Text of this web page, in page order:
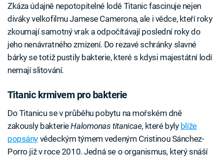
Zkáza údajně nepotopitelné lodě Titanic fascinuje nejen
diváky velkofilmu Jamese Camerona, ale i vědce, kteří roky
zkoumají samotný vrak a odpočítávají poslední roky do
jeho nenávratného zmizení. Do rezavé schránky slavné
bárky se totiž pustily bakterie, které s kdysi majestátní lodí
nemají slitování.
Titanic krmivem pro bakterie
Do Titanicu se v průběhu pobytu na mořském dně
zakously bakterieHalomonas titanicae, které byly blíže
popsány vědeckým týmem vedeným Cristinou Sánchez-
Porro již v roce 2010. Jedná se o organismus, který snáší